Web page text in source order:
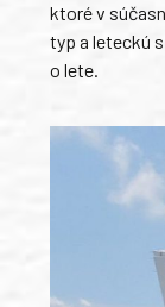
ktoré v
typ a leteckú
o lete.